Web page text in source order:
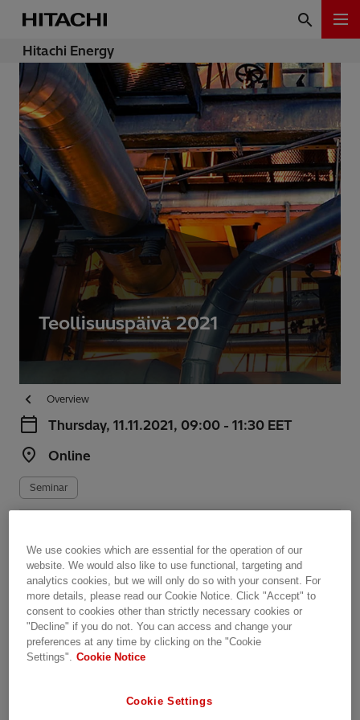
Hitachi Energy
Teollisuuspäivä 2021
Overview
Thursday, 11.11.2021, 09:00 - 11:30 EET
Online
Seminar
Teollisuuspäivä 2021
Suomen tavoitteet hiilineutraaliudesta vaikuttavat
teollisuuden ja teollisen tuotannon investointeihin.
kivijalka. Tervetuloa mukaan Hitachi Energyn
We use cookies which are essential for the operation of our
website. We would also like to use functional, targeting and
analytics cookies, but we will only do so with your consent. For
more details, please read our Cookie Notice. Click "Accept" to
consent to cookies other than strictly necessary cookies or
"Decline" if you do not. You can access and change your
preferences at any time by clicking on the "Cookie
Settings". Cookie Notice
Cookie Settings